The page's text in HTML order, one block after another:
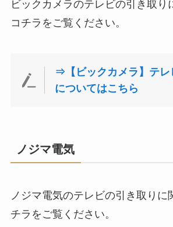
ビックカメラのテレビの引き取り
コチラをご覧ください。
⇒【ビックカメラ】テレ
についてはこちら
ノジマ電気
ノジマ電気のテレビの引き取りに
チラをご覧ください。